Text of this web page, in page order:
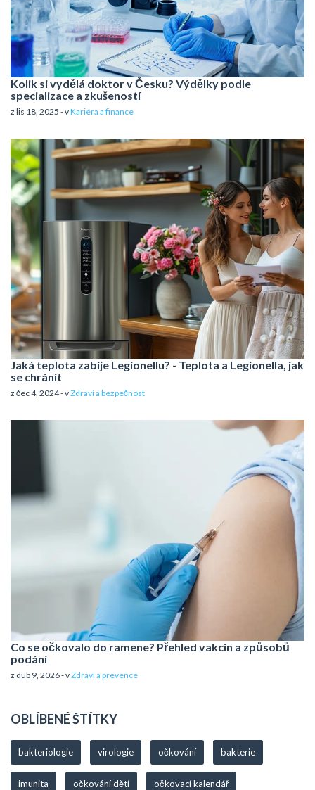
Kolik si vydělá doktor v Česku? Výdělky podle
specializace a zkušeností
z lis 18, 2025 - vKariéra a finance
Jaká teplota zabije Legionellu? - Teplota a Legionella, jak
se chránit
z čec 4, 2024 - vZdraví a bezpečnost
Co se očkovalo do ramene? Přehled vakcin a způsobů
podání
z dub 9, 2026 - vZdraví a prevence
OBLÍBENÉ ŠTÍTKY
bakteriologie virologie očkování bakterie
imunita očkování dětí očkovací kalendář